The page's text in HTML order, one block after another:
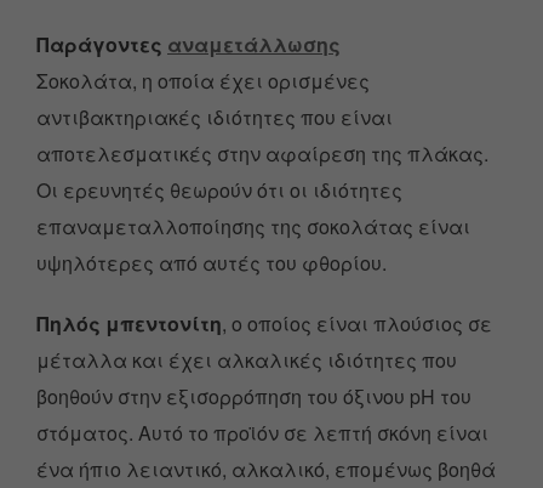
Παράγοντες αναμετάλλωσης
Σοκολάτα, η οποία έχει ορισμένες
αντιβακτηριακές ιδιότητες που είναι
αποτελεσματικές στην αφαίρεση της πλάκας.
Οι ερευνητές θεωρούν ότι οι ιδιότητες
επαναμεταλλοποίησης της σοκολάτας είναι
υψηλότερες από αυτές του φθορίου.
Πηλός μπεντονίτη, ο οποίος είναι πλούσιος σε
μέταλλα και έχει αλκαλικές ιδιότητες που
βοηθούν στην εξισορρόπηση του όξινου pH του
στόματος. Αυτό το προϊόν σε λεπτή σκόνη είναι
ένα ήπιο λειαντικό, αλκαλικό, επομένως βοηθά